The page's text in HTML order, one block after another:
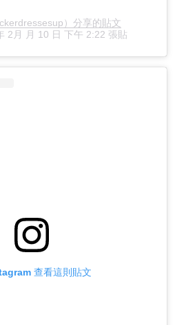
）分享的貼文
2月 月 10 日 下午 2:22 張貼
查看這則貼文